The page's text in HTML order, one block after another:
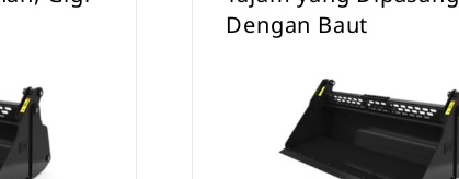
Dengan Baut